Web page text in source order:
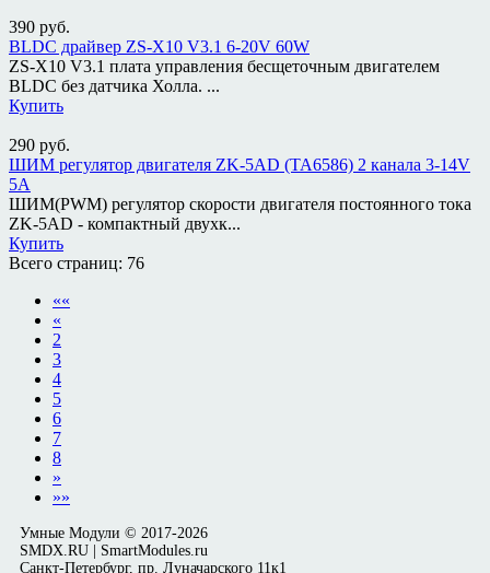
390 руб.
BLDC драйвер ZS-X10 V3.1 6-20V 60W
ZS-X10 V3.1 плата управления бесщеточным двигателем
BLDC без датчика Холла. ...
Купить
290 руб.
ШИМ регулятор двигателя ZK-5AD (TA6586) 2 канала 3-14V
5A
ШИМ(PWM) регулятор скорости двигателя постоянного тока
ZK-5AD - компактный двухк...
Купить
Всего страниц: 76
««
«
2
3
4
5
6
7
8
»
»»
Умные Модули © 2017-2026
SMDX.RU | SmartModules.ru
Санкт-Петербург, пр. Луначарского 11к1